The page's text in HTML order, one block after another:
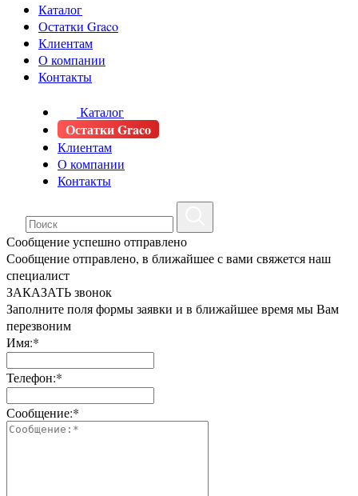
Каталог
Остатки Graco
Клиентам
О компании
Контакты
Каталог
Остатки Graco
Клиентам
О компании
Контакты
Сообщение успешно отправлено
Сообщение отправлено, в ближайшее с вами свяжется наш
специалист
ЗАКАЗАТЬ звонок
Заполните поля формы заявки и в ближайшее время мы Вам
перезвоним
Имя:*
Телефон:*
Сообщение:*